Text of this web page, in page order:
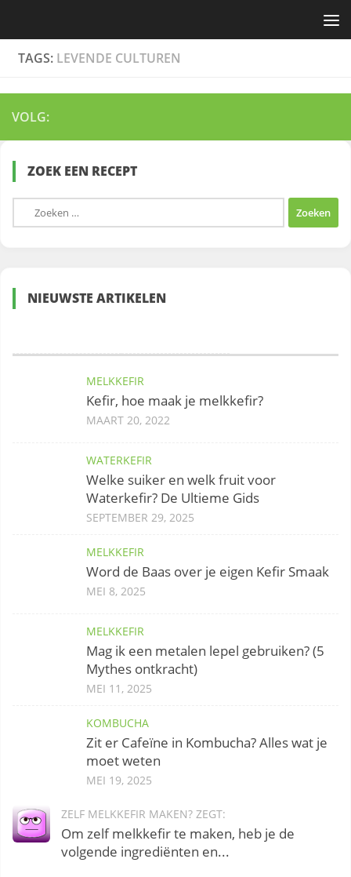
TAGS: LEVENDE CULTUREN
VOLG:
ZOEK EEN RECEPT
Zoeken
naar:
NIEUWSTE ARTIKELEN
MELKKEFIR
Kefir, hoe maak je melkkefir?
MAART 20, 2022
WATERKEFIR
Welke suiker en welk fruit voor
Waterkefir? De Ultieme Gids
SEPTEMBER 29, 2025
MELKKEFIR
Word de Baas over je eigen Kefir Smaak
MEI 8, 2025
MELKKEFIR
Mag ik een metalen lepel gebruiken? (5
Mythes ontkracht)
MEI 11, 2025
KOMBUCHA
Zit er Cafeïne in Kombucha? Alles wat je
moet weten
MEI 19, 2025
ZELF MELKKEFIR MAKEN? ZEGT:
Om zelf melkkefir te maken, heb je de
volgende ingrediënten en...